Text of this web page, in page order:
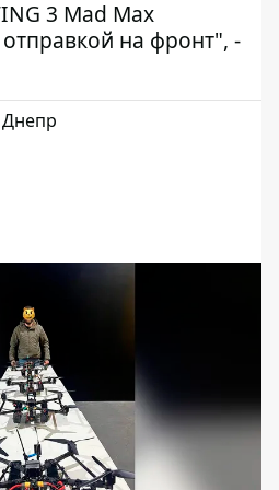
3 Mad Max
на фронт", -